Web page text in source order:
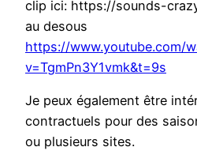
clip ici: https://sounds-
au desous
https://www.youtube.com/
v=TgmPn3Y1vmk&t=9s
Je peux également être
contractuels pour des
ou plusieurs sites.